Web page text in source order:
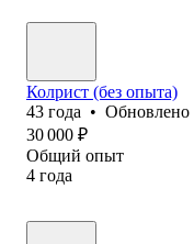
Колрист (без опыта)
43 года • Обновлено
30 000 ₽
Общий опыт
4 года